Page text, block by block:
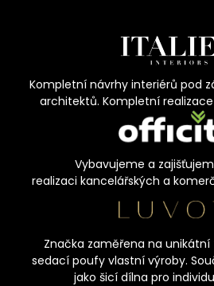
Kompletní návrhy interiérů pod
architektů. Kompletní
Vybavujeme a
realizaci kancelářských a
Značka zaměřena na
sedací poufy vlastní výroby.
jako šicí dílna pro